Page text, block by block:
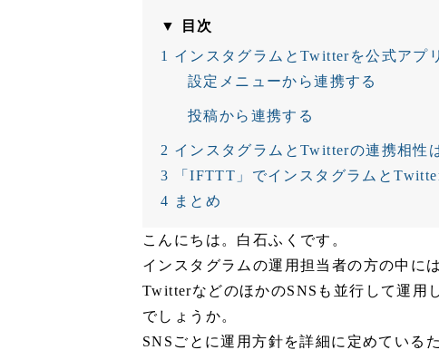
▼ 目次
1
インスタグラムとTwitterを公式アプ
設定メニューから連携する
投稿から連携する
2 インスタグラムとTwitterの連携相性
3 「IFTTT」でインスタグラムと
4 まとめ
こんにちは。白石ふくです。
インスタグラムの運用担当者の方の中に
TwitterなどのほかのSNSも並行して運用
でしょうか。
SNSごとに運用方針を詳細に定めている